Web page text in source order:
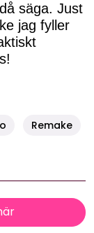
säga. Just
jag fyller
Remake